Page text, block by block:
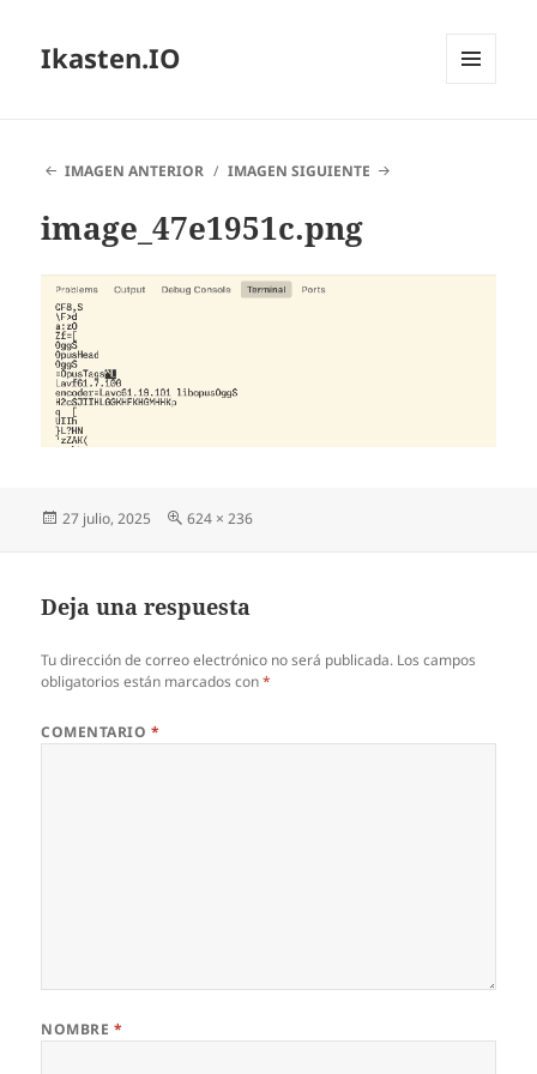
Ikasten.IO
IMAGEN ANTERIOR
IMAGEN SIGUIENTE
image_47e1951c.png
Publicado
27 julio, 2025
Tamaño
624 × 236
Deja una respuesta
Tu dirección de correo electrónico no será publicada. Los campos
obligatorios están marcados con*
COMENTARIO *
NOMBRE *